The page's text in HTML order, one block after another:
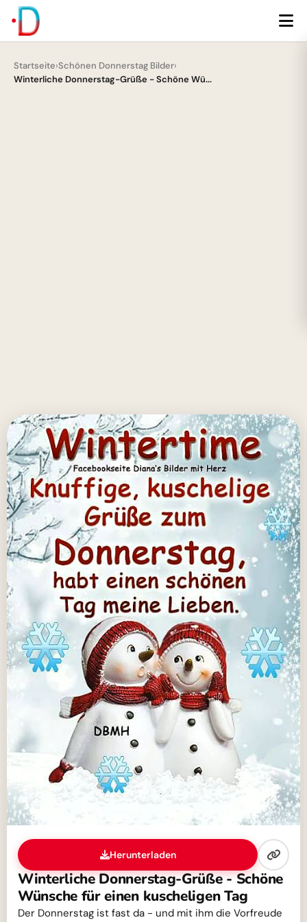
Startseite›Schönen Donnerstag Bilder›
Winterliche Donnerstag-Grüße - Schöne Wü...
Herunterladen
Winterliche Donnerstag-Grüße - Schöne
Wünsche für einen kuscheligen Tag
Der Donnerstag ist fast da - und mit ihm die Vorfreude